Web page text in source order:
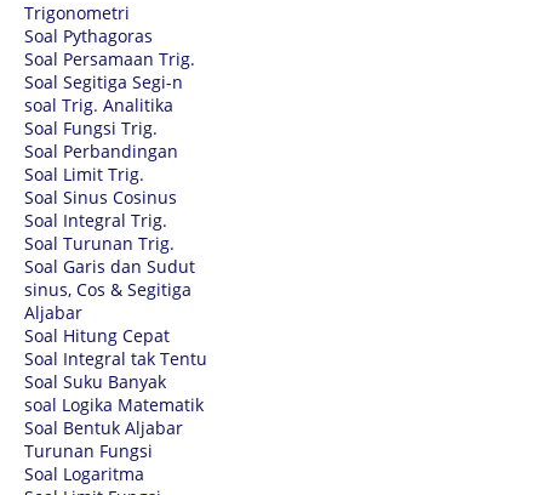
Trigonometri
Soal Pythagoras
Soal Persamaan Trig.
Soal Segitiga Segi-n
soal Trig. Analitika
Soal Fungsi Trig.
Soal Perbandingan
Soal Limit Trig.
Soal Sinus Cosinus
Soal Integral Trig.
Soal Turunan Trig.
Soal Garis dan Sudut
sinus, Cos & Segitiga
Aljabar
Soal Hitung Cepat
Soal Integral tak Tentu
Soal Suku Banyak
soal Logika Matematik
Soal Bentuk Aljabar
Turunan Fungsi
Soal Logaritma